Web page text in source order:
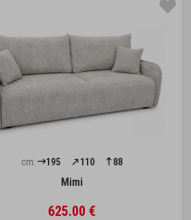
cm: 195 110 88
Mimi
625.00 €